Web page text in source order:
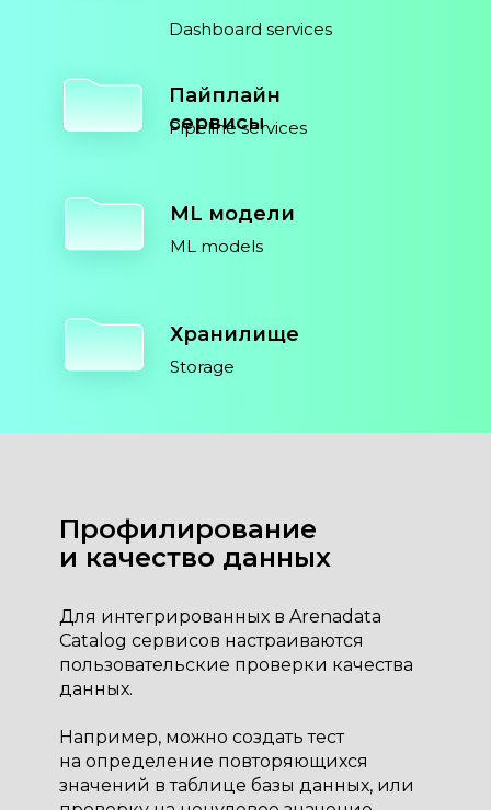
Хранилище
Storage
ML модели
ML models
Пайплайн
сервисы
Pipeline services
Dashboard services
Для интегрированных в Arenadata
Catalog сервисов настраиваются
пользовательские проверки качества
данных.
Например, можно создать тест
на определение повторяющихся
значений в таблице базы данных, или
Профилирование
и качество данных